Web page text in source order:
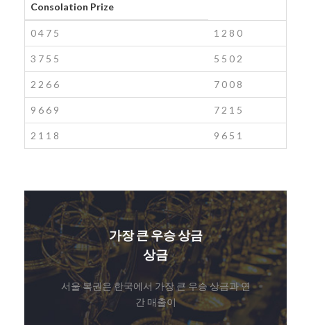
Consolation Prize
04 7 5 1 2 8 0
3 7 5 5 5 5 0 2
2 2 66 700 8
9 66 9 7 2 1 5
2 1 1 8 9 6 5 1
가장 큰 우승 상금
상금
서울 복권은 한국에서 가장 큰 우승 상금과 연
간 매출이